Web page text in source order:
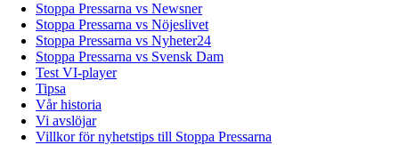
Stoppa Pressarna vs Newsner
Stoppa Pressarna vs Nöjeslivet
Stoppa Pressarna vs Nyheter24
Stoppa Pressarna vs Svensk Dam
Test VI-player
Tipsa
Vår historia
Vi avslöjar
Villkor för nyhetstips till Stoppa Pressarna